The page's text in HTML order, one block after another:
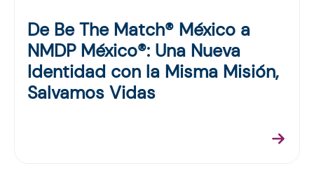
De Be The Match® México a
NMDP México®: Una Nueva
Identidad con la Misma Misión,
Salvamos Vidas